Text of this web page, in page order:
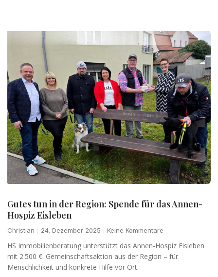
Gutes tun in der Region: Spende für das Annen-
Hospiz Eisleben
Christian 24. Dezember 2025 Keine Kommentare
HS Immobilienberatung unterstützt das Annen-Hospiz Eisleben
mit 2.500 €. Gemeinschaftsaktion aus der Region – für
Menschlichkeit und konkrete Hilfe vor Ort.